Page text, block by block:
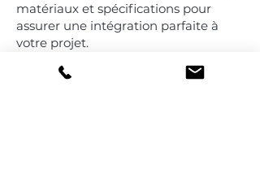
matériaux et spécifications pour
assurer une intégration parfaite à
votre projet.
Puisque chaque pièce est fabriquée